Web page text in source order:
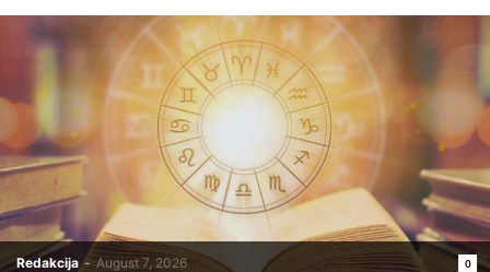
Redakcija - August 7, 2026 0